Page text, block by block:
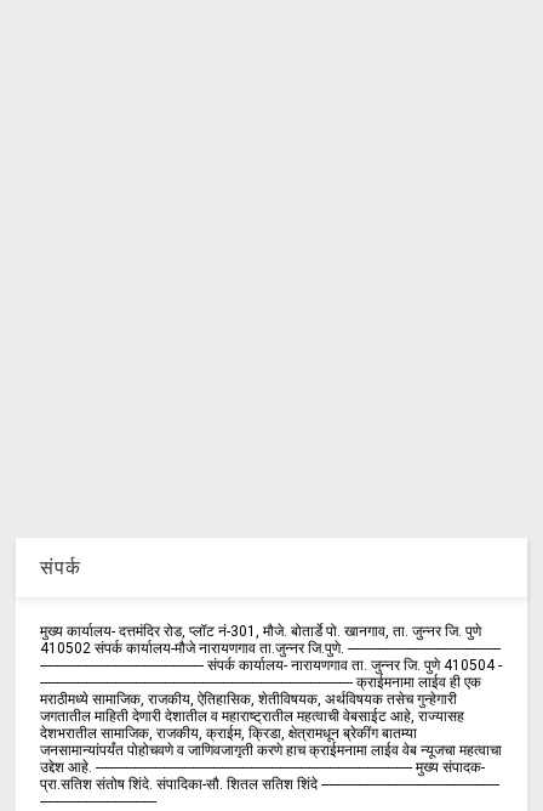
संपर्क
मुख्य कार्यालय- दत्तमंदिर रोड, प्लॉट नं-301, मौजे. बोतार्डे पो. खानगाव, ता. जुन्नर जि. पुणे
410502 संपर्क कार्य‍ालय-मौजे नारायणगाव ता.जुन्नर जि.पुणे. ------------------------------------------
--------------------------------------------- संपर्क कार्यालय- नारायणगाव ता. जुन्नर जि. पुणे 410504 -
-------------------------------------------------------------------------------------- क्राईमनामा लाईव ही एक
मराठीमध्ये सामाजिक, राजकीय, ऐतिहासिक, शेतीविषयक, अर्थविषयक तसेच गुन्हेगारी
जगतातील माहिती देणारी देशातील व महाराष्ट्रातील महत्वाची वेबसाईट आहे, राज्यासह
देशभरातील सामाजिक, राजकीय, क्राईम, क्रिडा, क्षेत्रामधून ब्रेकींग बातम्या
जनसामान्यांपर्यंत पोहोचवणे व जाणिवजागृती करणे हाच क्राईमनामा लाईव वेब न्यूजचा महत्वाचा
उद्देश आहे. --------------------------------------------------------------------------------------- मुख्य संपादक-
प्रा.सतिश संतोष शिंदे. संपादिका-सौ. शितल सतिश शिंदे -------------------------------------------------
--------------------------------